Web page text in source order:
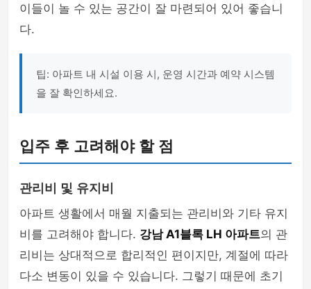
이들이 놀 수 있는 공간이 잘 마련되어 있어 좋습니
다.
팁: 아파트 내 시설 이용 시, 운영 시간과 예약 시스템
을 잘 확인하세요.
입주 후 고려해야 할 점
관리비 및 유지비
아파트 생활에서 매월 지출되는 관리비와 기타 유지
비를 고려해야 합니다. 강남 A1블록 LH 아파트의 관
리비는 상대적으로 합리적인 편이지만, 계절에 따라
다소 변동이 있을 수 있습니다. 그렇기 때문에 초기